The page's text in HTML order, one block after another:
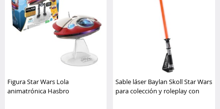
Figura Star Wars Lola
animatrónica Hasbro
Sable láser Baylan Skoll Star Wars
para colección y roleplay con